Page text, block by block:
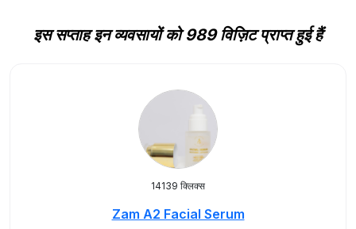
इस सप्ताह इन व्यवसायों को 989 विज़िट प्राप्त हुई हैं
14139 क्लिक्स
Zam A2 Facial Serum